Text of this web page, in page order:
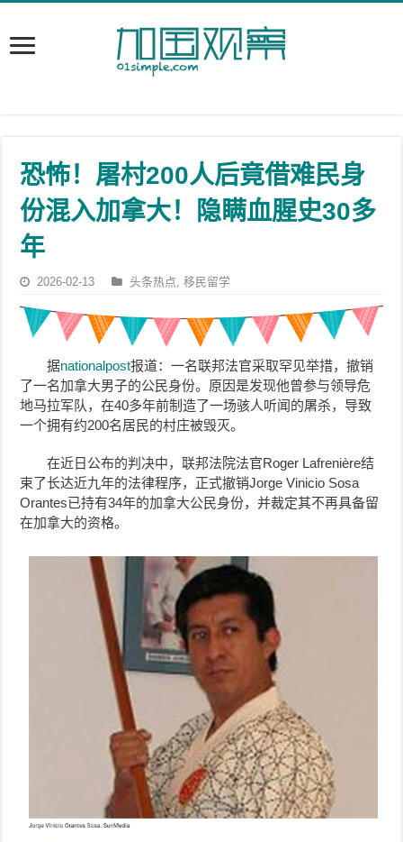
恐怖！屠村200人后竟借难民身
份混入加拿大！隐瞒血腥史30多
年
2026-02-13 头条热点,移民留学
据nationalpost报道：一名联邦法官采取罕见举措，撤销
了一名加拿大男子的公民身份。原因是发现他曾参与领导危
地马拉军队，在40多年前制造了一场骇人听闻的屠杀，导致
一个拥有约200名居民的村庄被毁灭。
在近日公布的判决中，联邦法院法官Roger Lafrenière结
束了长达近九年的法律程序，正式撤销Jorge Vinicio Sosa
Orantes已持有34年的加拿大公民身份，并裁定其不再具备留
在加拿大的资格。